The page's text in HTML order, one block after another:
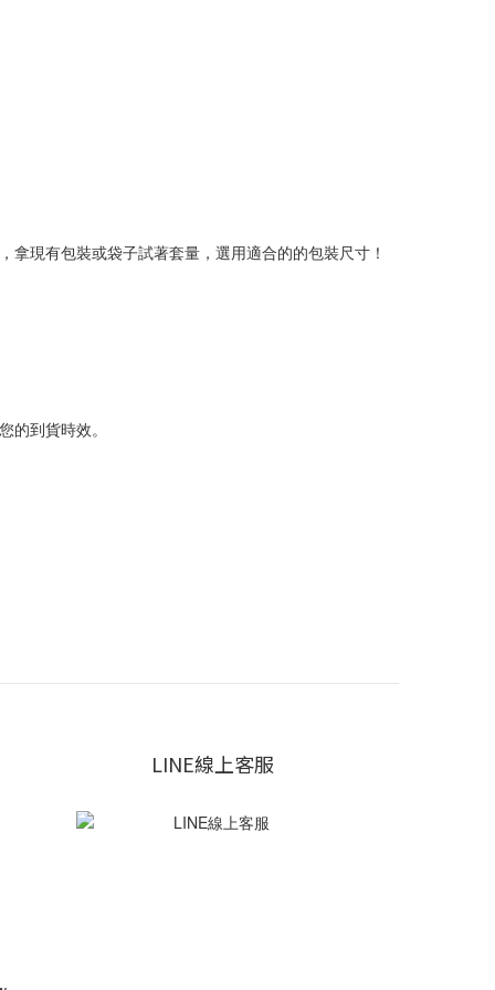
現有包裝或袋子試著套量，選用適合的的包裝尺寸！
到貨時效。
LINE線上客服